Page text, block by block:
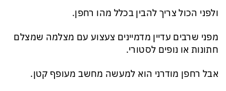
ולפני הכול צריך להבין בכלל מהו רחפן.
מפני שרבים עדיין מדמיינים צעצוע עם מצלמה שמצלם
חתונות או נופים לסטורי.
אבל רחפן מודרני הוא למעשה מחשב מעופף קטן.